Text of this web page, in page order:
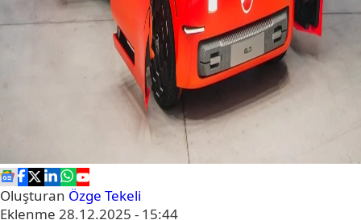
Oluşturan Özge Tekeli
Eklenme 28.12.2025 - 15:44